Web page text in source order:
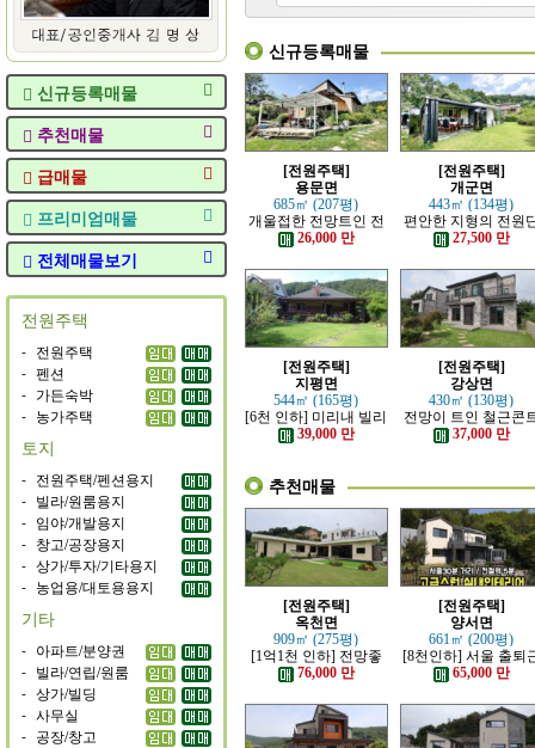
신규등록매물
추천매물
급매물
프리미엄매물
전체매물보기
전원주택
- 전원주택
- 펜션
- 가든숙박
- 농가주택
토지
- 전원주택/펜션용지
- 빌라/원룸용지
- 임야/개발용지
- 창고/공장용지
- 상가/투자/기타용지
- 농업용/대토용용지
기타
- 아파트/분양권
- 빌라/연립/원룸
- 상가/빌딩
- 사무실
- 공장/창고
신규등록매물
[전원주택]
용문면
685㎡ (207평)
개울접한 전망트인 전
원주택
26,000 만
[전원주택]
개군면
443㎡ (134평)
편안한 지형의 전원
지 내의 주택
27,500 만
[전원주택]
지평면
544㎡ (165평)
[6천 인하] 미리내 빌리
지에 위치한 전원주택
39,000 만
[전원주택]
강상면
430㎡ (130평)
전망이 트인 철근콘
리트 신축 주택
37,000 만
추천매물
[전원주택]
옥천면
909㎡ (275평)
[1억1천 인하] 전망좋
고 력셔리한 단층 철콘
전원주택
76,000 만
[전원주택]
양서면
661㎡ (200평)
[8천인하] 서울 출퇴
가능한 잘 지은 고급
65,000 만